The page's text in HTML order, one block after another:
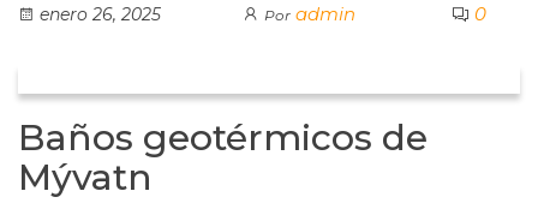
enero 26, 2025
Por admin 0
Baños geotérmicos de
Mývatn